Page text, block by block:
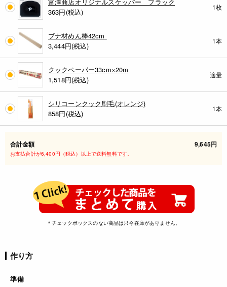
富澤商店オリジナルスケッパー ブラック
363円(税込)
1枚
ブナ材めん棒42cm
3,444円(税込)
1本
クックペーパー33cm×20m
1,518円(税込)
適量
シリコーンクック刷毛(オレンジ)
858円(税込)
1本
合計金額 9,645円
お支払合計が6,400円（税込）以上で送料無料です。
＊チェックボックスのない商品は只今在庫がありません。
作り方
準備